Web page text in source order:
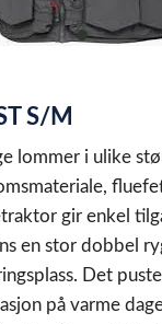
item
S/M
lommer i ulike
gir enkel
en stor dobbel
Det
på varme